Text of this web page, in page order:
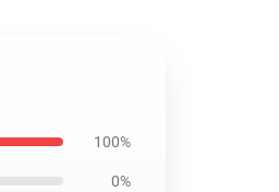
100%
0%